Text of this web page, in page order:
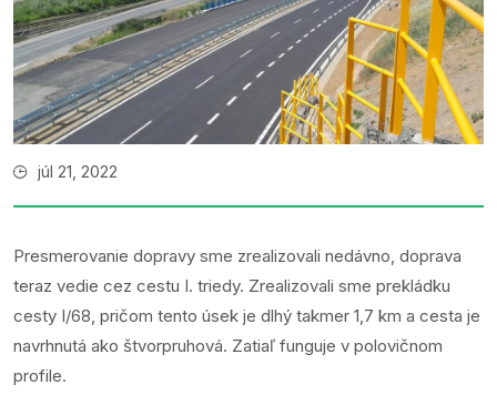
júl 21, 2022
Presmerovanie dopravy sme zrealizovali nedávno, doprava
teraz vedie cez cestu I. triedy. Zrealizovali sme prekládku
cesty I/68, pričom tento úsek je dlhý takmer 1,7 km a cesta je
navrhnutá ako štvorpruhová. Zatiaľ funguje v polovičnom
profile.